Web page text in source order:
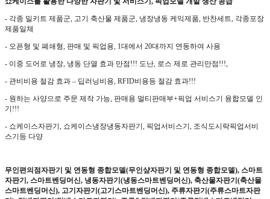
- 각종 밀키트 제품군, 고기 축산물 제품군, 냉장냉동 케익제품, 반찬세트, 각종포장
제품일체
- 오픈형 및 폐쇄형, 판매 및 픽업용, 1대에서 20대까지 연동하여 사용
- 이중 도어로 냉장, 냉동 단열 효과 만점 !!! 도난, 로스 제로 관리만점 !!!,
- 관비비용 절감 효과 – 딥러닝비용, RFID비용등 절감 효과!!!
- 원하는 사양으로 주문 제작 가능, 판매용 멀티판매부+픽업 서비스기 융합모델 인
기 !!!
- 쇼케이스자판기 , 쇼케이스냉장냉동자판기 , 픽업서비스기 , 조식도시락픽업서비
스기등 다양
무인편의점자판기 및 연동형 종합모델(무인샾자판기 및 연동형 종합모델), 스마트
자판기 , 스마트벤딩머신, 냉동자판기 (냉동스마트벤딩머신), 축산물자판기 (축산물
스마트벤딩머신), 고기자판기 (고기스마트벤딩머신), 주류자판기 (주류스마트자판